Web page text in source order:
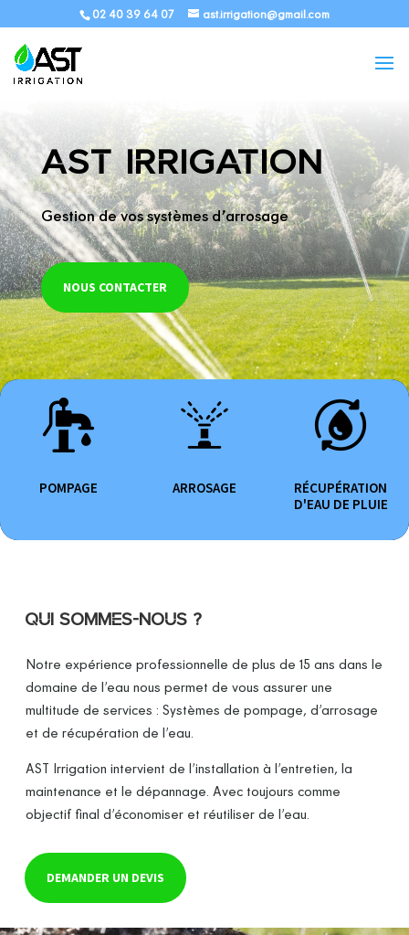
02 40 39 64 07 ast.irrigation@gmail.com
AST IRRIGATION
Gestion de vos systèmes d’arrosage
NOUS CONTACTER
POMPAGE ARROSAGE
RÉCUPÉRATION
D'EAU DE PLUIE
QUI SOMMES-NOUS ?
Notre expérience professionnelle de plus de 15 ans dans le
domaine de l’eau nous permet de vous assurer une
multitude de services : Systèmes de pompage, d’arrosage
et de récupération de l’eau.
AST Irrigation intervient de l’installation à l’entretien, la
maintenance et le dépannage. Avec toujours comme
objectif final d’économiser et réutiliser de l’eau.
DEMANDER UN DEVIS